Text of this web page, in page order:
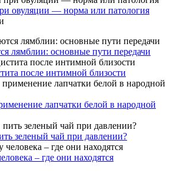
овуляции — норма или патология
лямблии: основные пути передачи
после интимной близости
лапчатки белой в народной
зеленый чай при давлении?
– где они находятся